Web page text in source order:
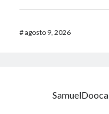
#agosto 9, 2026
SamuelDooca